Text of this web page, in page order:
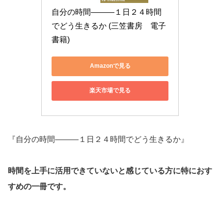
自分の時間―――１日２４時間
でどう生きるか (三笠書房　電子
書籍)
Amazonで見る
楽天市場で見る
『自分の時間―――１日２４時間でどう生きるか』
時間を上手に活用できていないと感じている方に特におす
すめの一冊です。